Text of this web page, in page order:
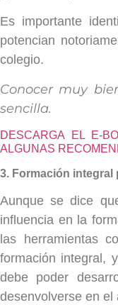
Es importante
potencian
colegio.
Conocer muy
sencilla.
DESCARGA EL E-
ALGUNAS
3. Formación integral
Aunque se dice
influencia en la
las herramientas
formación integral,
debe poder
desenvolverse en el